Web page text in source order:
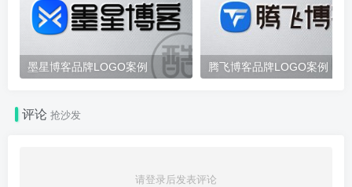
墨星博客品牌LOGO案例 腾飞博客品牌LOGO案例
评论抢沙发
请登录后发表评论